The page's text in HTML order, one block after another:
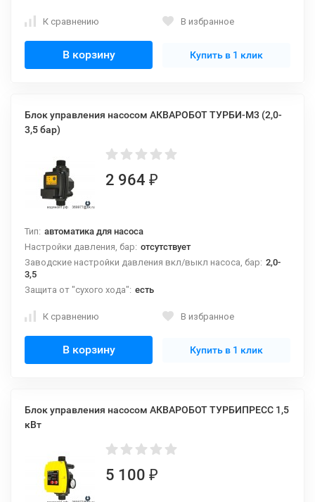
К сравнению В избранное
В корзину Купить в 1 клик
Блок управления насосом АКВАРОБОТ ТУРБИ-М3 (2,0-
3,5 бар)
2 964 ₽
Тип: автоматика для насоса
Настройки давления, бар: отсутствует
Заводские настройки давления вкл/выкл насоса, бар: 2,0-
3,5
Защита от "сухого хода": есть
К сравнению В избранное
В корзину Купить в 1 клик
Блок управления насосом АКВАРОБОТ ТУРБИПРЕСС 1,5
кВт
5 100 ₽